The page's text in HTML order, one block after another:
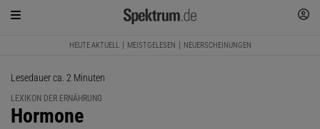
HEUTE AKTUELL MEISTGELESEN NEUERSCHEINUNGEN
Lesedauer ca. 2 Minuten
LEXIKON DER ERNÄHRUNG
:
Hormone